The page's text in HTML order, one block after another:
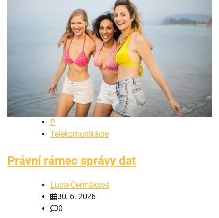
P
Telekomunikácie
Právní rámec správy dat
Lucie Čermáková
30. 6. 2026
0